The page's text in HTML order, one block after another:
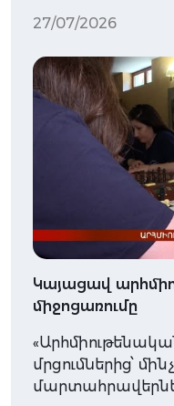
27/07/2026
Կայացավ
միջոցառումը
մրցումներից՝